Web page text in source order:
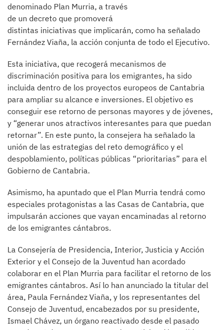
denominado Plan Murria, a través
de un decreto que promoverá
distintas iniciativas que implicarán, como ha señalado
Fernández Viaña, la acción conjunta de todo el Ejecutivo.
Esta iniciativa, que recogerá mecanismos de
discriminación positiva para los emigrantes, ha sido
incluida dentro de los proyectos europeos de Cantabria
para ampliar su alcance e inversiones. El objetivo es
conseguir ese retorno de personas mayores y de jóvenes,
y “generar unos atractivos interesantes para que puedan
retornar”. En este punto, la consejera ha señalado la
unión de las estrategias del reto demográfico y el
despoblamiento, políticas públicas “prioritarias” para el
Gobierno de Cantabria.
Asimismo, ha apuntado que el Plan Murria tendrá como
especiales protagonistas a las Casas de Cantabria, que
impulsarán acciones que vayan encaminadas al retorno
de los emigrantes cántabros.
La Consejería de Presidencia, Interior, Justicia y Acción
Exterior y el Consejo de la Juventud han acordado
colaborar en el Plan Murria para facilitar el retorno de los
emigrantes cántabros. Así lo han anunciado la titular del
área, Paula Fernández Viaña, y los representantes del
Consejo de Juventud, encabezados por su presidente,
Ismael Chávez, un órgano reactivado desde el pasado